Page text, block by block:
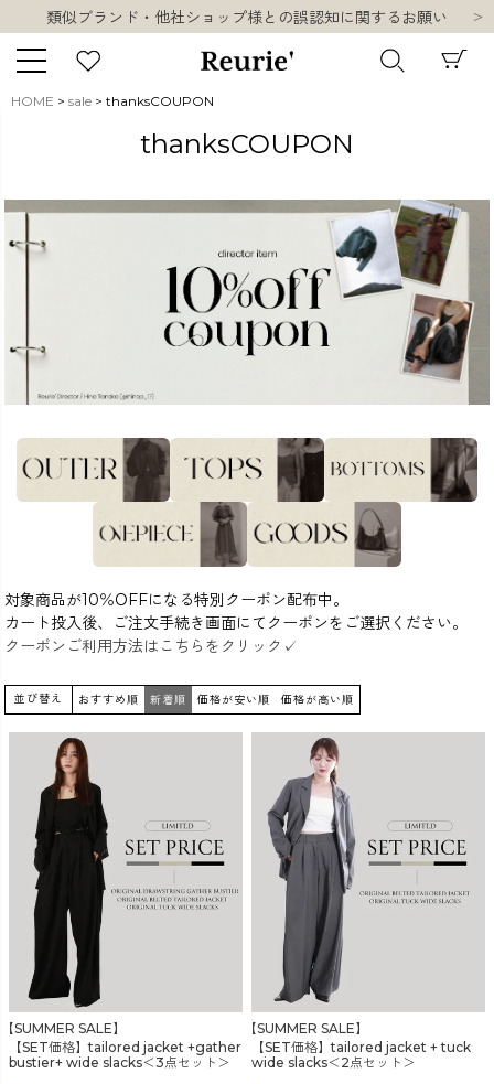
類似ブランド・他社ショップ様との誤認知に関するお願い
熊本県熊本地方を震源とする地震の影響について
お盆期間中の営業・配送に関して
10,000円以上ご購入で送料無料
再入荷 SALE
商品タイプ
ORIGINAL HIT ITEM
価格
在庫なし商品
表示する
表示しない
HOME sale thanksCOUPON
thanksCOUPON
対象商品が10％OFFになる特別クーポン配布中。
カート投入後、ご注文手続き画面にてクーポンをご選択ください。
クーポンご利用方法はこちらをクリック✓
並び替え おすすめ順 新着順 価格が安い順 価格が高い順
【SUMMER SALE】
【SET価格】tailored jacket +gather
bustier+ wide slacks＜3点セット＞
【SUMMER SALE】
【SET価格】tailored jacket + tuck
wide slacks＜2点セット＞